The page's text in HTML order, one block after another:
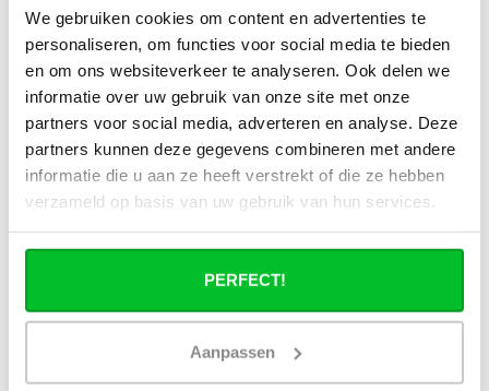
We gebruiken cookies om content en advertenties te
personaliseren, om functies voor social media te bieden
en om ons websiteverkeer te analyseren. Ook delen we
informatie over uw gebruik van onze site met onze
partners voor social media, adverteren en analyse. Deze
partners kunnen deze gegevens combineren met andere
informatie die u aan ze heeft verstrekt of die ze hebben
verzameld op basis van uw gebruik van hun services.
PERFECT!
Aanpassen
toepassen in combinatie met
stadsverwarming?
Werkt een paneelradiator ook bij 40
graden aanvoertemperatuur?
Heb je een vraag over dit product ?
Simon helpt je graag en kan al je vragen beantwoorden.